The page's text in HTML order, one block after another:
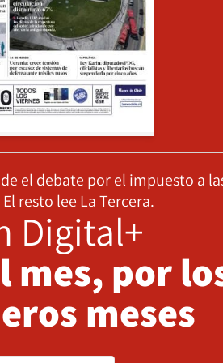
el debate por el impuesto a
resto lee La Tercera.
Digital+
mes, por
meses